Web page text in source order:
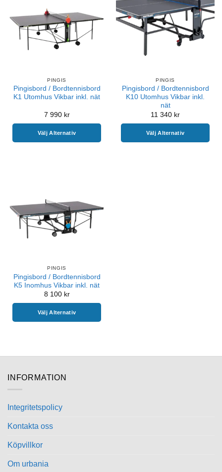
PINGIS
Pingisbord / Bordtennisbord
K1 Utomhus Vikbar inkl. nät
7 990 kr
Välj Alternativ
PINGIS
Pingisbord / Bordtennisbord
K10 Utomhus Vikbar inkl.
nät
11 340 kr
Välj Alternativ
PINGIS
Pingisbord / Bordtennisbord
K5 Inomhus Vikbar inkl. nät
8 100 kr
Välj Alternativ
INFORMATION
Integritetspolicy
Kontakta oss
Köpvillkor
Om urbania